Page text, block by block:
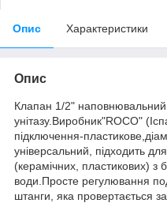
Опис Характеристики
Опис
Клапан 1/2"
унітазу.Виробник"ROCO"
підключення-
універсальний, підходить для
(керамічних, пластикових) з
води.Просте регулювання
штанги, яка провертається